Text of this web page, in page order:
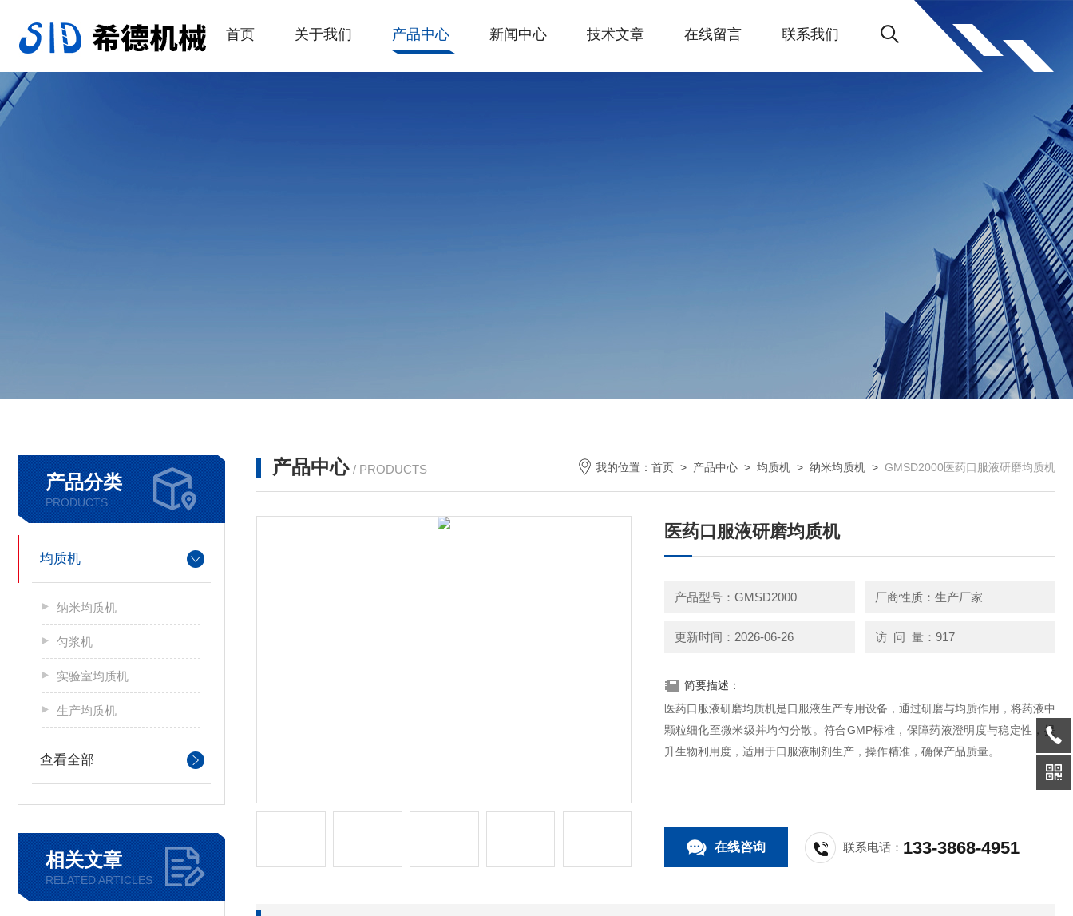
首页 关于我们 产品中心 新闻中心 技术文章 在线留言 联系我们
产品分类
PRODUCTS
均质机
纳米均质机
匀浆机
实验室均质机
生产均质机
查看全部
相关文章
RELATED ARTICLES
产品中心 / PRODUCTS 我的位置： 首页 > 产品中心 > 均质机 > 纳米均质机 > GMSD2000医药口服液研磨均质机
医药口服液研磨均质机
产品型号：GMSD2000 厂商性质：生产厂家
更新时间：2026-06-26 访 问 量：917
简要描述：
医药口服液研磨均质机是口服液生产专用设备，通过研磨与均质作用，将药液中
颗粒细化至微米级并均匀分散。符合GMP标准，保障药液澄明度与稳定性，提
升生物利用度，适用于口服液制剂生产，操作精准，确保产品质量。
在线咨询 联系电话： 133-3868-4951